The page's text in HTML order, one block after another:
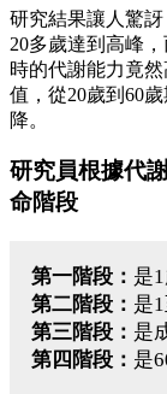
研究結果讓人驚
20多歲達到高峰
時的代謝能力竟
值，從20歲到60
降。
研究員根據代
命階段
第一階段： 是
第二階段： 是
第三階段： 是
第四階段： 是